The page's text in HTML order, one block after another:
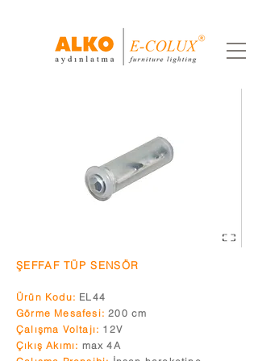
ŞEFFAF TÜP SENSÖR
Ürün Kodu: EL44
Görme Mesafesi:200 cm
Çalışma Voltajı: 12V
Çıkış Akımı: max 4A